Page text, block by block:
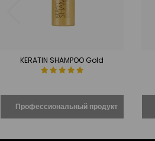
KERATIN SHAMPOO Gold